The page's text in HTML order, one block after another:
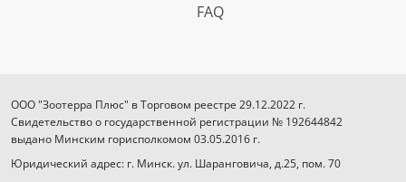
FAQ
ООО "Зоотерра Плюс" в Торговом реестре 29.12.2022 г.
Свидетельство о государственной регистрации № 192644842
выдано Минским горисполкомом 03.05.2016 г.
Юридический адрес: г. Минск. ул. Шаранговича, д.25, пом. 70